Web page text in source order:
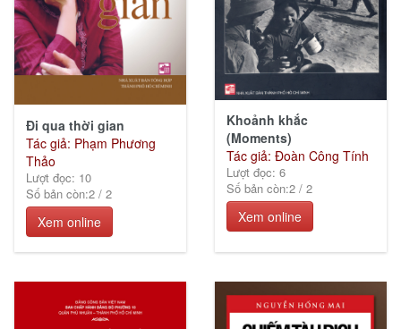
Đi qua thời gian
Tác giả: Phạm Phương
Thảo
Lượt đọc: 10
Số bản còn:2/2
Xem online
Khoảnh khắc
(Moments)
Tác giả: Đoàn Công Tính
Lượt đọc: 6
Số bản còn:2/2
Xem online